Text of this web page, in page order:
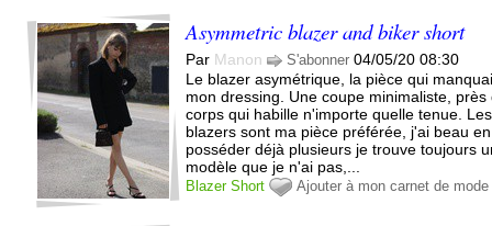
Asymmetric blazer and biker short
Par Manon S'abonner 04/05/20 08:30
Le blazer asymétrique, la pièce qui
mon dressing. Une coupe minimaliste, près
corps qui habille n'importe quelle tenue. Les
blazers sont ma pièce préférée, j'ai beau en
posséder déjà plusieurs je trouve toujours
modèle que je n'ai pas,...
Blazer Short Ajouter à mon carnet de mode